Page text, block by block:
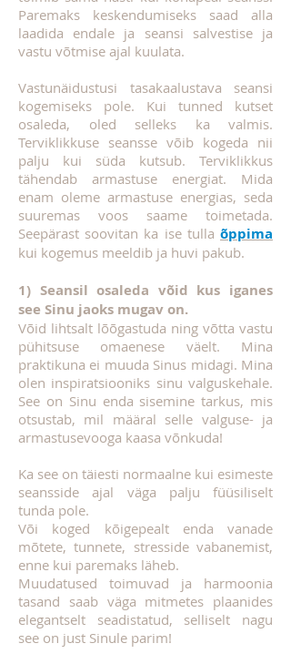
Paremaks keskendumiseks saad alla
laadida endale ja seansi salvestise ja
vastu võtmise ajal kuulata.
Vastunäidustusi tasakaalustava seansi
kogemiseks pole. Kui tunned kutset
osaleda, oled selleks ka valmis.
Terviklikkuse seansse võib kogeda nii
palju kui süda kutsub. Terviklikkus
tähendab armastuse energiat. Mida
enam oleme armastuse energias, seda
suuremas voos saame toimetada.
Seepärast soovitan ka ise tulla õppima
kui kogemus meeldib ja huvi pakub.
1) Seansil osaleda võid kus iganes
see Sinu jaoks mugav on.
Võid lihtsalt lõõgastuda ning võtta vastu
pühitsuse omaenese väelt. Mina
praktikuna ei muuda Sinus midagi. Mina
olen inspiratsiooniks sinu valguskehale.
See on Sinu enda sisemine tarkus, mis
otsustab, mil määral selle valguse- ja
armastusevooga kaasa võnkuda!
Ka see on täiesti normaalne kui esimeste
seansside ajal väga palju füüsiliselt
tunda pole.
Või koged kõigepealt enda vanade
mõtete, tunnete, stresside vabanemist,
enne kui paremaks läheb.
Muudatused toimuvad ja harmoonia
tasand saab väga mitmetes plaanides
elegantselt seadistatud, selliselt nagu
see on just Sinule parim!